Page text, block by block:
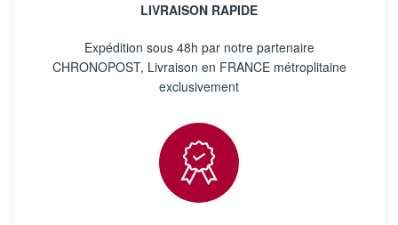
LIVRAISON RAPIDE
Expédition sous 48h par notre partenaire
CHRONOPOST, Livraison en FRANCE métroplitaine
exclusivement